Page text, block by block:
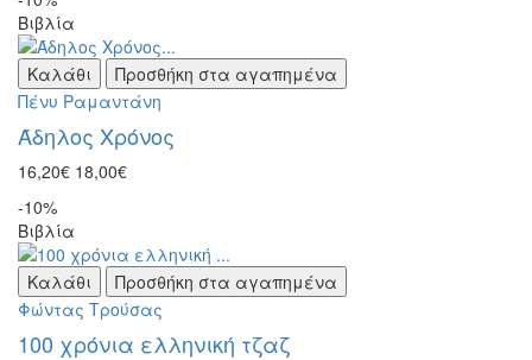
Βιβλία
Καλάθι
Προσθήκη στα αγαπημένα
Πένυ Ραμαντάνη
Άδηλος Χρόνος
16,20€ 18,00€
-10%
Βιβλία
Καλάθι
Προσθήκη στα αγαπημένα
Φώντας Τρούσας
100 χρόνια ελληνική τζαζ